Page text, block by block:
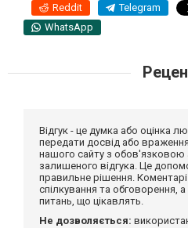
Reddit Telegram
WhatsApp
Відгук - це думка або оцінка
передати досвід або
нашого сайту з обов'язковою
залишеного відгука. Це
правильне рішення.
спілкування та обговорення,
питань, що цікавлять.
Не дозволяється: